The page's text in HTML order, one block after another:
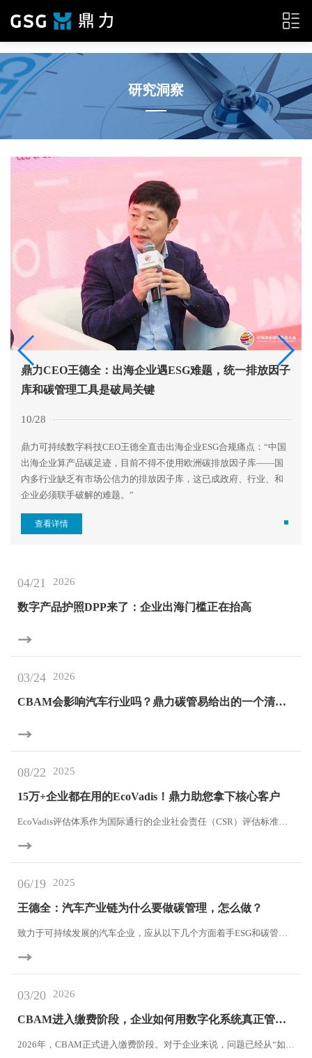
研究洞察
鼎力CEO王德全：出海企业遇ESG难题，统一排放因子
库和碳管理工具是破局关键
10/28
鼎力可持续数字科技CEO王德全直击出海企业ESG合规痛点：“中国
出海企业算产品碳足迹，目前不得不使用欧洲碳排放因子库——国
内多行业缺乏有市场公信力的排放因子库，这已成政府、行业、和
企业必须联手破解的难题。”
查看详情
04/21 2026
数字产品护照DPP来了：企业出海门槛正在抬高
03/24 2026
CBAM会影响汽车行业吗？鼎力碳管易给出的一个清晰
08/22 2025
15万+企业都在用的EcoVadis！鼎力助您拿下核心客户
EcoVadis评估体系作为国际通行的企业社会责任（CSR）评估标准，
06/19 2025
王德全：汽车产业链为什么要做碳管理，怎么做？
致力于可持续发展的汽车企业，应从以下几个方面着手ESG和碳管理
03/20 2026
CBAM进入缴费阶段，企业如何用数字化系统真正管
住“碳成本”？
2026年，CBAM正式进入缴费阶段。对于企业来说，问题已经从“如何